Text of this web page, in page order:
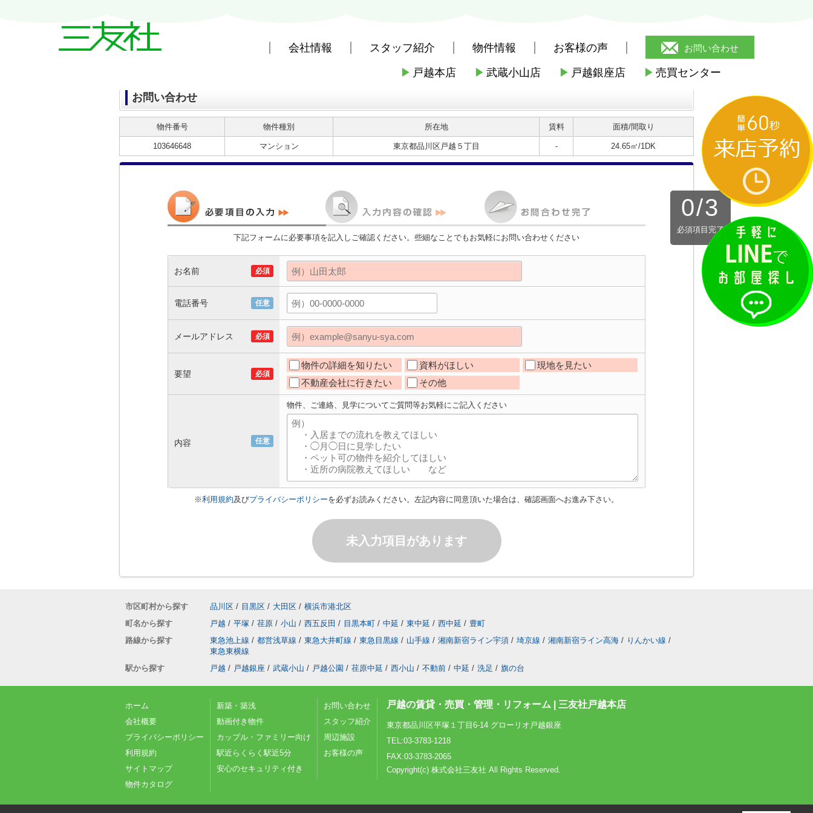
会社情報 スタッフ紹介 物件情報 お客様の声 お問い合わせ
▶ 戸越本店 ▶ 武蔵小山店 ▶ 戸越銀座店 ▶ 売買センター
お問い合わせ
物件番号 物件種別 所在地 賃料 面積/間取り
103646648 マンション 東京都品川区戸越５丁目 - 24.65㎡/1DK
0/3
必須項目完了
下記フォームに必要事項を記入しご確認ください。些細なことでもお気軽にお問い合わせください
お名前 必須
電話番号 任意
メールアドレス 必須
要望 必須
物件の詳細を知りたい 資料がほしい
現地を見たい
不動産会社に行きたい
その他
内容 任意
物件、ご連絡、見学についてご質問等お気軽にご記入ください
※利用規約及びプライバシーポリシーを必ずお読みください。左記内容に同意頂いた場合は、確認画面へお進み下さい。
未入力項目があります
市区町村から探す 品川区 / 目黒区 / 大田区 / 横浜市港北区
町名から探す
戸越 / 平塚 / 荏原 / 小山 / 西五反田 / 目黒本町 / 中延 / 東中延 / 西中延 / 豊町
路線から探す
東急池上線 / 都営浅草線 / 東急大井町線 / 東急目黒線 / 山手線 / 湘南新宿ライン宇須 / 埼京線 / 湘南新宿ライン高海 / りんかい線 /
東急東横線
駅から探す
戸越 / 戸越銀座 / 武蔵小山 / 戸越公園 / 荏原中延 / 西小山 / 不動前 / 中延 / 洗足 / 旗の台
ホーム
会社概要
プライバシーポリシー
利用規約
サイトマップ
物件カタログ
新築・築浅
動画付き物件
カップル・ファミリー向け
駅近らくらく駅近5分
安心のセキュリティ付き
お問い合わせ
スタッフ紹介
周辺施設
お客様の声
戸越の賃貸・売買・管理・リフォーム | 三友社戸越本店
東京都品川区平塚１丁目6-14 グローリオ戸越銀座
TEL:03-3783-1218
FAX:03-3783-2065
Copyright(c) 株式会社三友社 All Rights Reserved.